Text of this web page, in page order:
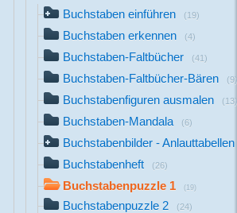
Buchstaben einführen (19)
Buchstaben erkennen (4)
Buchstaben-Faltbücher (41)
Buchstaben-Faltbücher-Bären (9)
Buchstabenfiguren ausmalen (13)
Buchstaben-Mandala (6)
Buchstabenbilder - Anlauttabellen
Buchstabenheft (26)
Buchstabenpuzzle 1 (19)
Buchstabenpuzzle 2 (24)